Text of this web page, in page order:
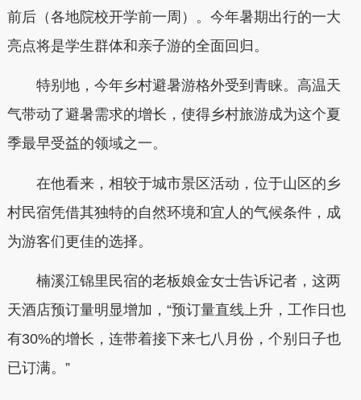
前后（各地院校开学前一周）。今年暑期出行的一大
亮点将是学生群体和亲子游的全面回归。
特别地，今年乡村避暑游格外受到青睐。高温天
气带动了避暑需求的增长，使得乡村旅游成为这个夏
季最早受益的领域之一。
在他看来，相较于城市景区活动，位于山区的乡
村民宿凭借其独特的自然环境和宜人的气候条件，成
为游客们更佳的选择。
楠溪江锦里民宿的老板娘金女士告诉记者，这两
天酒店预订量明显增加，“预订量直线上升，工作日也
有30%的增长，连带着接下来七八月份，个别日子也
已订满。”